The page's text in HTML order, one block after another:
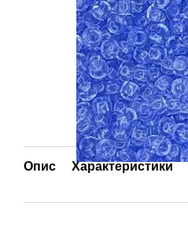
Опис Характеристики